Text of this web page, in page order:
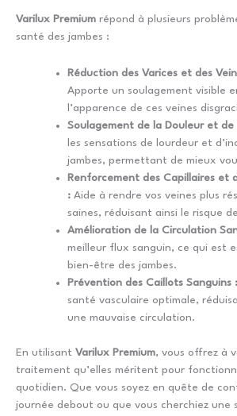
Varilux Premium répond à plusieurs
santé des jambes :
Réduction des Varices et des
Apporte un soulagement visible
l’apparence de ces veines
Soulagement de la Douleur et de
les sensations de lourdeur et
jambes, permettant de mieux
Renforcement des Capillaires et
: Aide à rendre vos veines plus
saines, réduisant ainsi le risque
Amélioration de la Circulation
meilleur flux sanguin, ce qui est
bien-être des jambes.
Prévention des Caillots Sanguins :
santé vasculaire optimale,
une mauvaise circulation.
En utilisant Varilux Premium, vous offrez à
traitement qu’elles méritent pour
quotidien. Que vous soyez en quête de
journée debout ou que vous cherchiez une